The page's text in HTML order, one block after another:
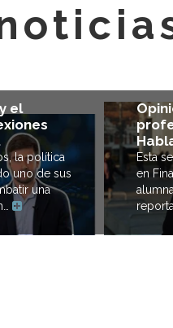
el
la política
uno de sus
una
Esta
en